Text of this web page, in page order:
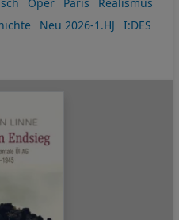
Neu 2026-1.HJ
I:DES